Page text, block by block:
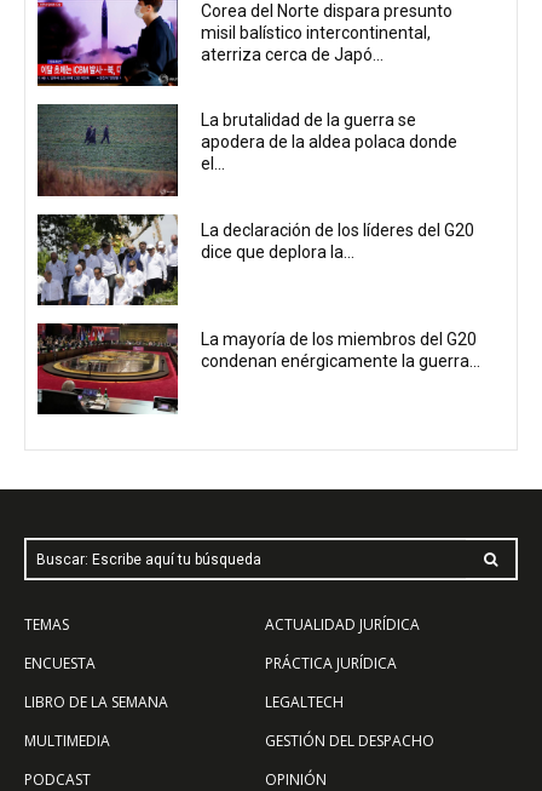
Corea del Norte dispara presunto
misil balístico intercontinental,
aterriza cerca de Japó...
La brutalidad de la guerra se
apodera de la aldea polaca donde
el...
La declaración de los líderes del G20
dice que deplora la...
La mayoría de los miembros del G20
condenan enérgicamente la guerra...
Buscar: Escribe aquí tu búsqueda
TEMAS
ENCUESTA
LIBRO DE LA SEMANA
MULTIMEDIA
PODCAST
ACTUALIDAD JURÍDICA
PRÁCTICA JURÍDICA
LEGALTECH
GESTIÓN DEL DESPACHO
OPINIÓN